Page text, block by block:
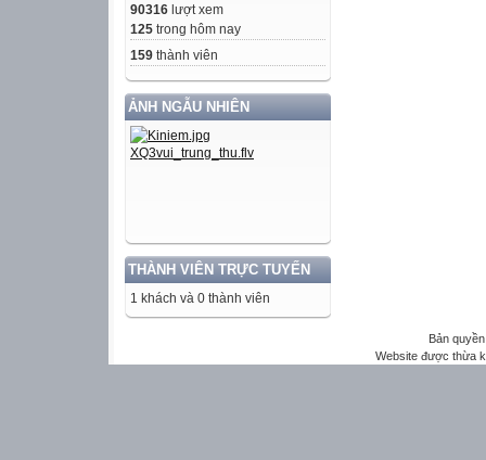
90316 lượt xem
125 trong hôm nay
159 thành viên
ẢNH NGẪU NHIÊN
THÀNH VIÊN TRỰC TUYẾN
1 khách và 0 thành viên
Bản
Website được thừa